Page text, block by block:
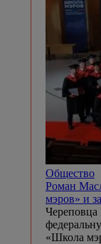
Общество
Роман
мэров» и
«Школа